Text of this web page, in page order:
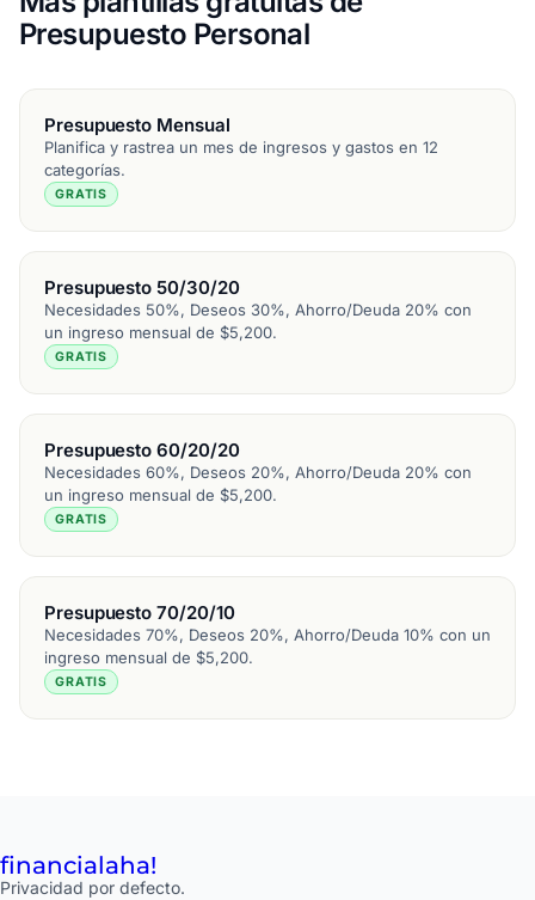
Presupuesto Personal
Presupuesto Mensual
Planifica y rastrea un mes de ingresos y gastos en 12
categorías.
GRATIS
Presupuesto 50/30/20
Necesidades 50%, Deseos 30%, Ahorro/Deuda 20% con
un ingreso mensual de $5,200.
GRATIS
Presupuesto 60/20/20
Necesidades 60%, Deseos 20%, Ahorro/Deuda 20% con
un ingreso mensual de $5,200.
GRATIS
Presupuesto 70/20/10
Necesidades 70%, Deseos 20%, Ahorro/Deuda 10% con un
ingreso mensual de $5,200.
GRATIS
financialaha!
Privacidad por defecto.